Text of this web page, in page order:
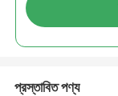
প্রস্তাবিত পণ্য